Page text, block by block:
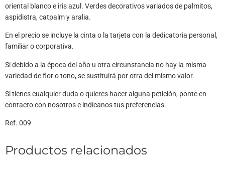
oriental blanco e iris azul. Verdes decorativos variados de palmitos,
aspidistra, catpalm y aralia.
En el precio se incluye la cinta o la tarjeta con la dedicatoria personal,
familiar o corporativa.
Si debido a la época del año u otra circunstancia no hay la misma
variedad de flor o tono, se sustituirá por otra del mismo valor.
Si tienes cualquier duda o quieres hacer alguna petición, ponte en
contacto con nosotros e indícanos tus preferencias.
Ref. 009
Productos relacionados